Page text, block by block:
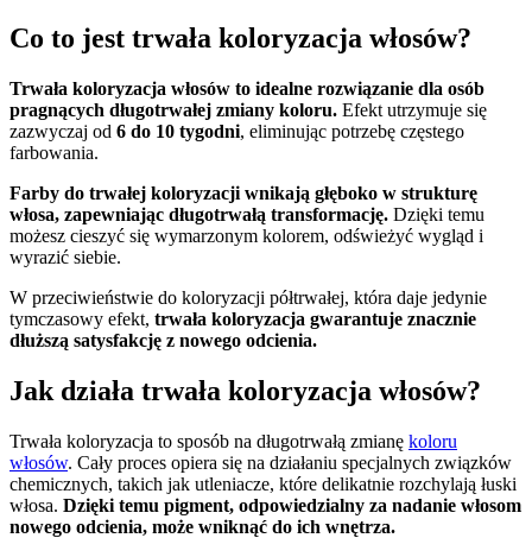
Co to jest trwała koloryzacja włosów?
Trwała koloryzacja włosów to idealne rozwiązanie dla osób
pragnących długotrwałej zmiany koloru. Efekt utrzymuje się
zazwyczaj od 6 do 10 tygodni, eliminując potrzebę częstego
farbowania.
Farby do trwałej koloryzacji wnikają głęboko w strukturę
włosa, zapewniając długotrwałą transformację. Dzięki temu
możesz cieszyć się wymarzonym kolorem, odświeżyć wygląd i
wyrazić siebie.
W przeciwieństwie do koloryzacji półtrwałej, która daje jedynie
tymczasowy efekt, trwała koloryzacja gwarantuje znacznie
dłuższą satysfakcję z nowego odcienia.
Jak działa trwała koloryzacja włosów?
Trwała koloryzacja to sposób na długotrwałą zmianę koloru
włosów. Cały proces opiera się na działaniu specjalnych związków
chemicznych, takich jak utleniacze, które delikatnie rozchylają łuski
włosa. Dzięki temu pigment, odpowiedzialny za nadanie włosom
nowego odcienia, może wniknąć do ich wnętrza.